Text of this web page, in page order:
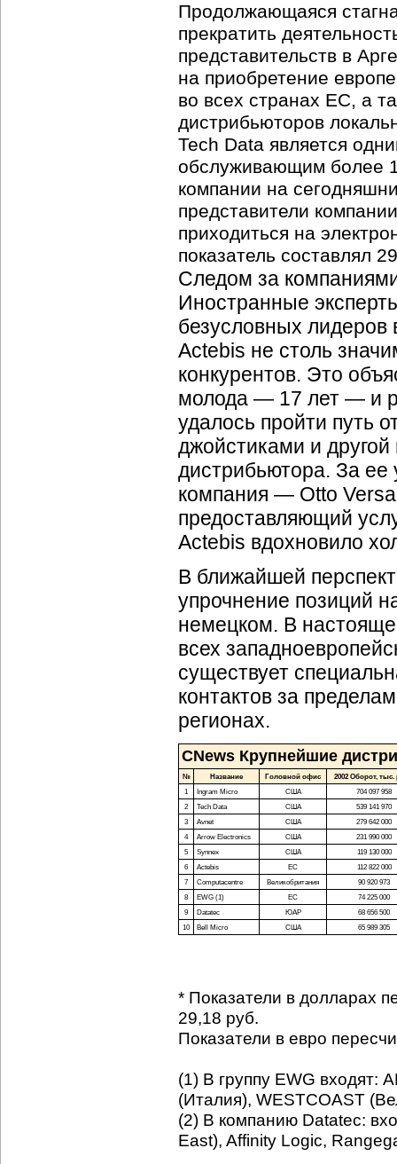
Продолжающаяся
прекратить
представительств в
на приобретение
во всех странах ЕС, а
дистрибьюторов
Tech Data является
обслуживающим более
компании на
представители
приходиться на
показатель составлял
Следом за
Иностранные
безусловных лидеров
Actebis не столь
конкурентов. Это
молода — 17 лет — и
удалось пройти путь
джойстиками и
дистрибьютора. За ее
компания — Otto
предоставляющий
Actebis вдохновило
В ближайшей
упрочнение позиций
немецком. В
всех
существует
контактов за
регионах.
CNews Крупнейшие
№ Название Головной офис
2002 Оборот, тыс.
1
Ingram Micro США
704 097 958
2
Tech Data США
539 141 970
3
Avnet США
279 642 000
4
Arrow Electronics США
231 990 000
5
Synnex США
119 130 000
6
Actebis ЕС
112 822 000
7
Computacentre Великобритания
90 920 973
8
EWG (1) ЕС
74 225 000
9
Datatec ЮАР
68 656 500
10
Bell Micro США 65 989 305
* Показатели в долларах
29,18 руб.
Показатели в евро
(1) В группу EWG входят:
(Италия), WESTCOAST
(2) В компанию Datatec:
East), Affinity Logic,